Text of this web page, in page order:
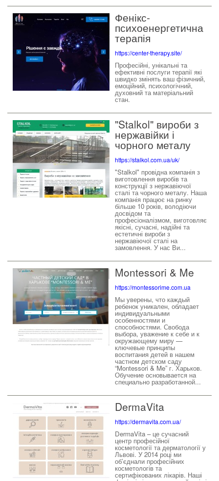
Фенікс-
психоенергетична
терапія
https://center-therapy.site/
Професійні, унікальні та
ефективні послуги терапії які
швидко змінять ваш фізичний,
емоційний, психологічний,
духовний та матеріальний
стан.
"Stalkol" вироби з
нержавійки і
чорного металу
https://stalkol.com.ua/uk/
"Stalkol" провідна компанія з
виготовлення виробів та
конструкції з нержавіючої
сталі та чорного металу. Наша
компанія працює на ринку
більше 10 років, володіючи
досвідом та
професіоналізмом, виготовляє
якісні, сучасні, надійні та
естетичні вироби з
нержавіючої сталі на
замовлення. У нас Ви...
Montessori & Me
https://montessorime.com.ua
Мы уверены, что каждый
ребенок уникален, обладает
индивидуальными
особенностями и
способностями. Свобода
выбора, уважение к себе и к
окружающему миру —
ключевые принципы
воспитания детей в нашем
частном детском саду
“Montessori & Me” г. Харьков.
Обучение основывается на
специально разработанной...
DermaVita
https://dermavita.com.ua/
DermaVita – це сучасний
центр професійної
косметології та дерматології у
Львові. У 2014 році ми
об’єднали професійних
косметологів та
сертифікованих лікарів. Наші